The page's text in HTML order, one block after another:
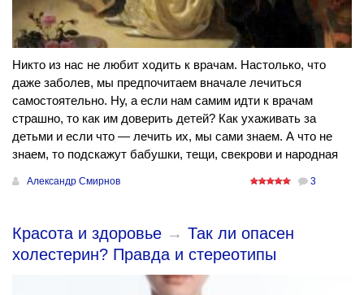
Никто из нас не любит ходить к врачам. Настолько, что
даже заболев, мы предпочитаем вначале лечиться
самостоятельно. Ну, а если нам самим идти к врачам
страшно, то как им доверить детей? Как ухаживать за
детьми и если что — лечить их, мы сами знаем. А что не
знаем, то подскажут бабушки, тещи, свекрови и народная
Александр Смирнов 3
Красота и здоровье → Так ли опасен
холестерин? Правда и стереотипы